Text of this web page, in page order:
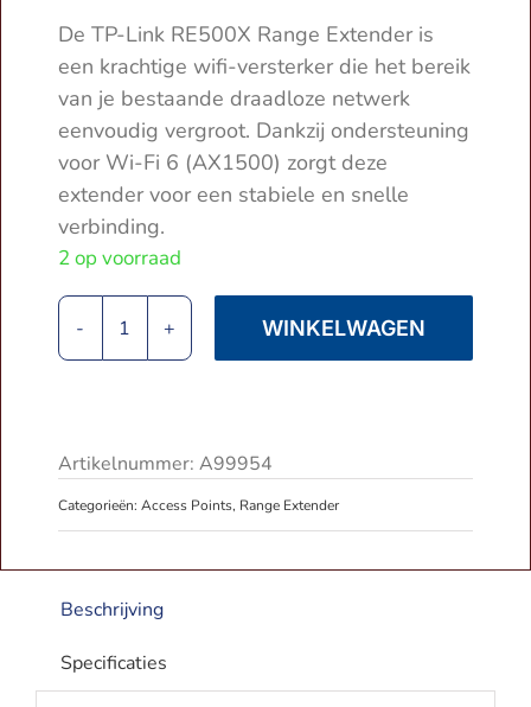
De TP-Link RE500X Range Extender is
een krachtige wifi-versterker die het bereik
van je bestaande draadloze netwerk
eenvoudig vergroot. Dankzij ondersteuning
voor Wi-Fi 6 (AX1500) zorgt deze
extender voor een stabiele en snelle
verbinding.
2 op voorraad
TP-
Link
Extender
|
AX1500
Dual
Band
|
300Mbps/1200Mbps
aantal
WINKELWAGEN
Artikelnummer: A99954
Categorieën: Access Points, Range Extender
Beschrijving
Specificaties